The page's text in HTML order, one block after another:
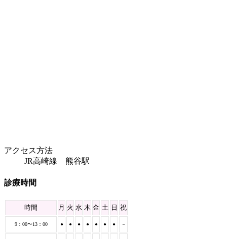
アクセス方法
JR高崎線 熊谷駅
診療時間
時間 月 火 水 木 金 土 日 祝
9：00〜13：00 ● ● ● ● ● ● ● －